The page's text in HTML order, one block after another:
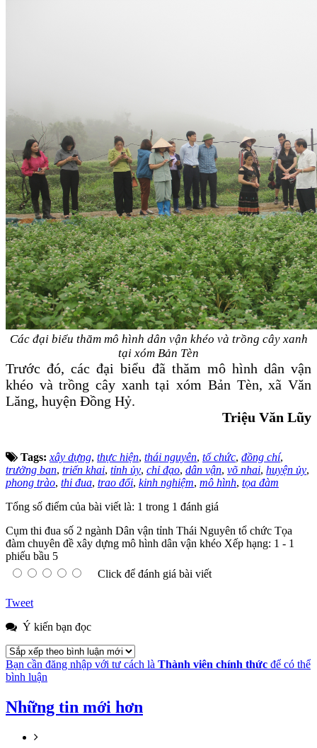
Các đại biểu thăm mô hình dân vận khéo và trồng cây xanh
tại xóm Bản Tèn
Trước đó, các đại biểu đã thăm mô hình dân vận
khéo và trồng cây xanh tại xóm Bản Tèn, xã Văn
Lăng, huyện Đồng Hỷ.
Triệu Văn Lũy
Tags:xây dựng, thực hiện, thái nguyên, tổ chức, đồng chí,
trưởng ban, triển khai, tỉnh ủy, chỉ đạo, dân vận, võ nhai, huyện ủy,
phong trào, thi đua, trao đổi, kinh nghiệm, mô hình, tọa đàm
Tổng số điểm của bài viết là: 1 trong 1 đánh giá
Cụm thi đua số 2 ngành Dân vận tỉnh Thái Nguyên tổ chức Tọa
đàm chuyên đề xây dựng mô hình dân vận khéo Xếp hạng: 1 - 1
phiếu bầu 5
Click để đánh giá bài viết
Tweet
Ý kiến bạn đọc
Bạn cần đăng nhập với tư cách là Thành viên chính thức để có thể
bình luận
Những tin mới hơn